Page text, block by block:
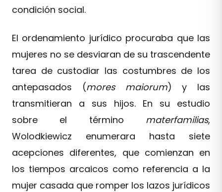
condición social.
El ordenamiento jurídico procuraba que las
mujeres no se desviaran de su trascendente
tarea de custodiar las costumbres de los
antepasados (mores maiorum) y las
transmitieran a sus hijos. En su estudio
sobre el término materfamilias,
Wolodkiewicz enumerara hasta siete
acepciones diferentes, que comienzan en
los tiempos arcaicos como referencia a la
mujer casada que romper los lazos jurídicos